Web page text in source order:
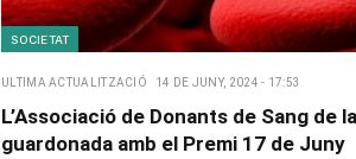
SOCIETAT
ULTIMA ACTUALITZACIÓ 14 DE JUNY, 2024 - 17:53
L’Associació de Donants de Sang de
guardonada amb el Premi 17 de Juny